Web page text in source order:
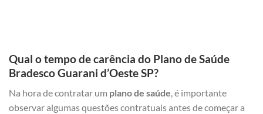
Qual o tempo de carência do Plano de Saúde
Bradesco Guarani d’Oeste SP?
Na hora de contratar um plano de saúde, é importante
observar algumas questões contratuais antes de começar a